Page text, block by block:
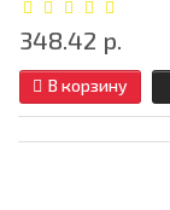
348.42 р.
В корзину